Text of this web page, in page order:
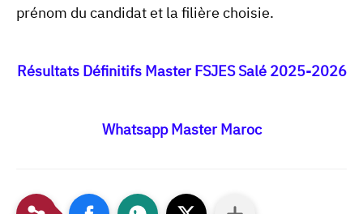
prénom du candidat et la filière choisie.
Résultats Définitifs Master FSJES Salé 2025-2026
Whatsapp Master Maroc